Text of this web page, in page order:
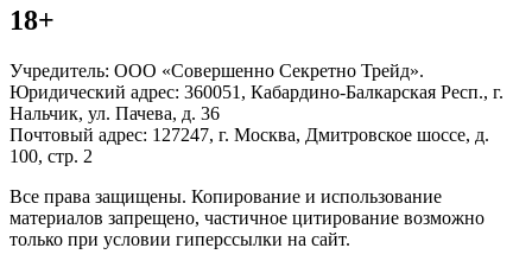
18+
Учредитель: ООО «Совершенно Секретно Трейд».
Юридический адрес: 360051, Кабардино-Балкарская Респ., г.
Нальчик, ул. Пачева, д. 36
Почтовый адрес: 127247, г. Москва, Дмитровское шоссе, д.
100, стр. 2
Все права защищены. Копирование и использование
материалов запрещено, частичное цитирование возможно
только при условии гиперссылки на сайт.